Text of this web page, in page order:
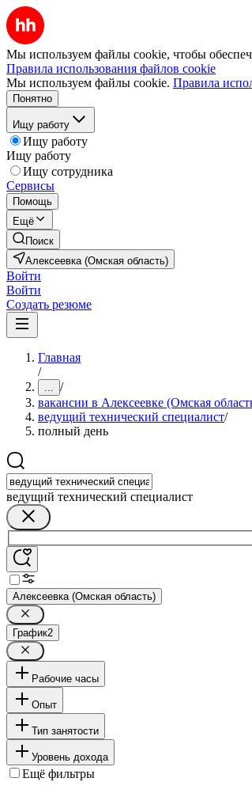
Мы используем файлы cookie, чтобы
Правила использования файлов cookie
Мы используем файлы cookie. Правила
Понятно
Ищу работу
Ищу работу
Ищу работу
Ищу сотрудника
Сервисы
Помощь
Ещё
Поиск
Алексеевка (Омская область)
Войти
Войти
Создать резюме
Главная
/
... /
вакансии в Алексеевке (Омская
ведущий технический специалист/
полный день
ведущий технический специалист
Алексеевка (Омская область)
График2
Рабочие часы
Опыт
Тип занятости
Уровень дохода
Ещё фильтры